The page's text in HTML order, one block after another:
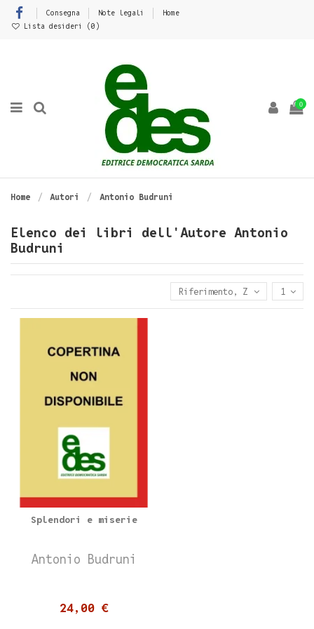
Consegna Note legali
Home
Lista desideri (0 )
0
Home Autori Antonio Budruni
Elenco dei libri dell'Autore Antonio
Budruni
Riferimento, Z - A 1
Splendori e miserie
Antonio Budruni
24,00 €